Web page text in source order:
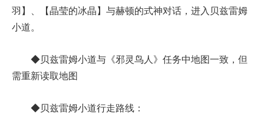
羽】、【晶莹的冰晶】与赫顿的式神对话，进入贝兹雷姆
小道。
◆贝兹雷姆小道与《邪灵鸟人》任务中地图一致，但
需重新读取地图
◆贝兹雷姆小道行走路线：